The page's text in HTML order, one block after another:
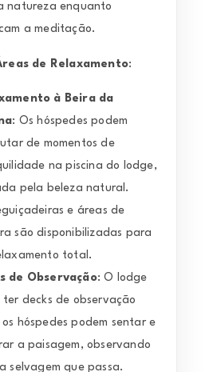
natureza enquanto
a meditação.
de Relaxamento:
à Beira da
: Os hóspedes podem
de momentos de
na piscina do lodge,
pela beleza natural.
e áreas de
são disponibilizadas para
total.
de Observação: O lodge
ter decks de observação
hóspedes podem sentar e
a paisagem, observando
selvagem que passa.